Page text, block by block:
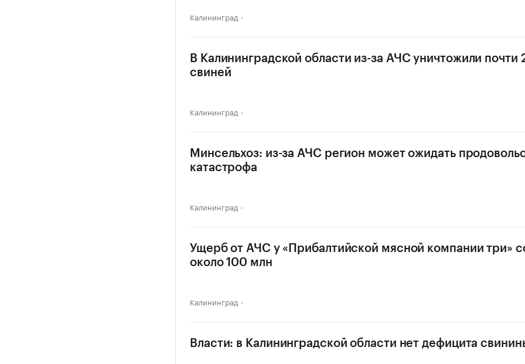
Калининград
В Калининградской области из-за АЧС уничтожили почти
свиней
Калининград
Минсельхоз: из-за АЧС регион может ожидать
катастрофа
Калининград
Ущерб от АЧС у «Прибалтийской мясной компании три»
около 100 млн
Калининград
Власти: в Калининградской области нет дефицита